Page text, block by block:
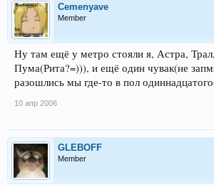
Cemenyave
Member
Ну там ещё у метро стояли я, Астра,
Пума(Рита?=))), и ещё один чувак(не
разошлись мы где-то в пол
10 апр 2006
GLEBOFF
Member